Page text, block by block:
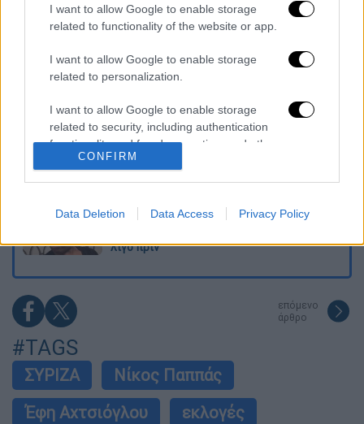
I want to allow Google to enable storage
related to functionality of the website or app.
I want to allow Google to enable storage
related to personalization.
I want to allow Google to enable storage
related to security, including authentication
functionality and fraud prevention, and other
user protection.
CONFIRM
Data Deletion Data Access Privacy Policy
Τα «γεράκια» της Ψάθας: Έσωσαν από τη
μεγάλη φωτιά τη γειτονιά που κάποτε τους
έδιωχνε - «Πέρασε όλη η ζωή μπροστά μου»
Κυνήγι χρόνου στα λεωφορεία: Δρομολόγια
Σοκ στο Μεξικό: Influencer εκτελέστηκε σε
ζωντανή μετάδοση - Τον πυροβόλησαν στο
κεφάλι
Παιδιά ζούσαν για μέρες με τη νεκρή
μητέρα τους και τον πρώην της: Η
λίγο πριν
επόμενο
άρθρο
#TAGS
ΣΥΡΙΖΑ
Νίκος Παππάς
Έφη Αχτσιόγλου
εκλογές